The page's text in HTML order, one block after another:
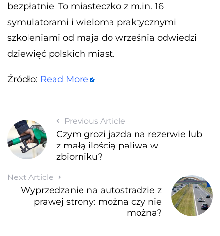
bezpłatnie. To miasteczko z m.in. 16
symulatorami i wieloma praktycznymi
szkoleniami od maja do września odwiedzi
dziewięć polskich miast.
Źródło: Read More
Previous Article
Czym grozi jazda na rezerwie lub
z małą ilością paliwa w
zbiorniku?
Next Article
Wyprzedzanie na autostradzie z
prawej strony: można czy nie
można?